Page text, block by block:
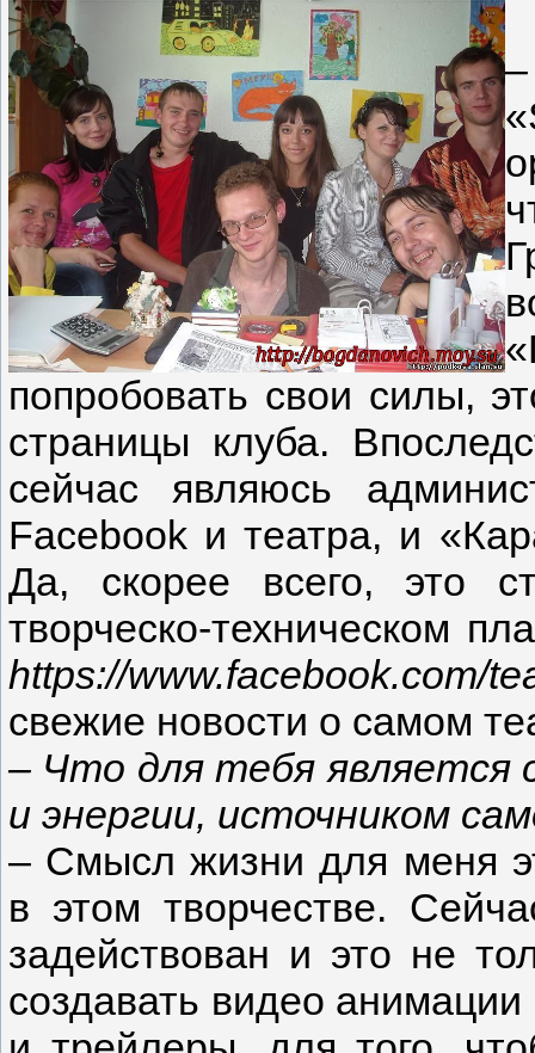
попробовать свои силы,
страницы клуба.
сейчас являюсь
Facebook и театра, и
Да, скорее всего, это
творческо-техническом
https://www.facebook.com/
свежие новости о самом
– Что для тебя является
и энергии, источником
– Смысл жизни для меня
в этом творчестве.
задействован и это не
создавать видео